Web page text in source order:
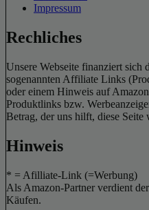
Impressum
Rechliches
Unsere Webseite finanziert sich
sogenannten Affiliate Links
oder einem Hinweis auf
Produktlinks bzw.
Betrag, der uns hilft, diese Seite
Hinweis
* = Afilliate-Link (=Werbung)
Als Amazon-Partner verdient
Käufen.